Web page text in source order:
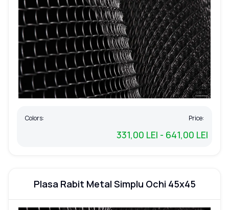
Colors: Price:
331,00 LEI - 641,00 LEI
Plasa Rabit Metal Simplu Ochi 45x45